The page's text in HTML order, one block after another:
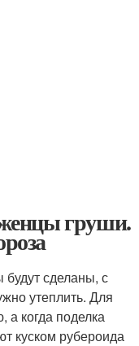
груши.
будут сделаны, с
утеплить. Для
а когда поделка
куском рубероида